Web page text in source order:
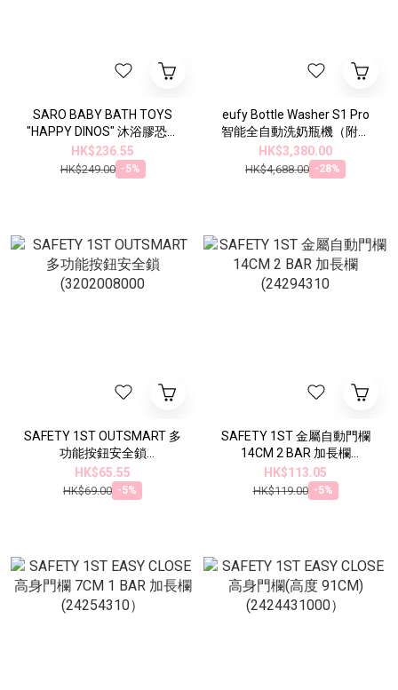
SARO BABY BATH TOYS
"HAPPY DINOS" 沐浴膠恐龍
BB(0379）
HK$236.55
HK$249.00 -5%
eufy Bottle Washer S1 Pro
智能全自動洗奶瓶機（附專
用洗滌片 60粒 x2包 + 專用軟
水器）
HK$3,380.00
HK$4,688.00 -28%
SAFETY 1ST OUTSMART 多
功能按鈕安全鎖
(3202008000
HK$65.55
HK$69.00 -5%
SAFETY 1ST 金屬自動門欄
14CM 2 BAR 加長欄
(24294310
HK$113.05
HK$119.00 -5%